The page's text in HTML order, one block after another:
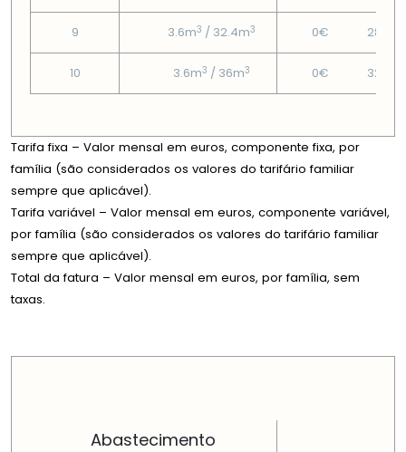
9 3.6m3 / 32.4m3 0€
10 3.6m3 / 36m3 0€
Tarifa fixa – Valor mensal em euros, componente fixa, por
família (são considerados os valores do tarifário familiar
sempre que aplicável).
Tarifa variável – Valor mensal em euros, componente variável,
por família (são considerados os valores do tarifário familiar
sempre que aplicável).
Total da fatura – Valor mensal em euros, por família, sem
taxas.
Abastecimento